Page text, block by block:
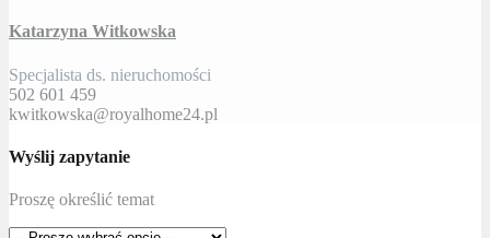
Katarzyna Witkowska
Specjalista ds. nieruchomości
502 601 459
kwitkowska@royalhome24.pl
Wyślij zapytanie
Proszę określić temat